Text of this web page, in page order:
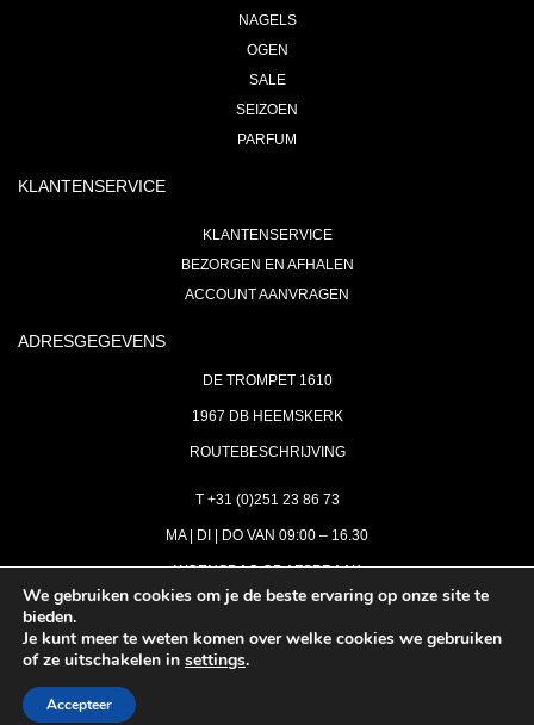
NAGELS
OGEN
SALE
SEIZOEN
PARFUM
KLANTENSERVICE
KLANTENSERVICE
BEZORGEN EN AFHALEN
ACCOUNT AANVRAGEN
ADRESGEGEVENS
DE TROMPET 1610
1967 DB HEEMSKERK
ROUTEBESCHRIJVING
T +31 (0)251 23 86 73
MA | DI | DO VAN 09:00 – 16.30
WOENSDAG OP AFSPRAAK
INFO@ASTH.NL
We gebruiken cookies om je de beste ervaring op onze site te
bieden.
Je kunt meer te weten komen over welke cookies we gebruiken
of ze uitschakelen in settings.
Accepteer